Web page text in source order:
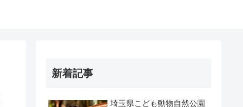
新着記事
埼玉県こども動物自然公園